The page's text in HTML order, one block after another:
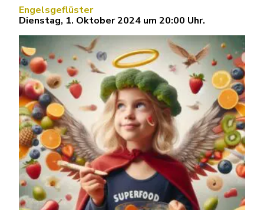
Engelsgeflüster
Dienstag, 1. Oktober 2024 um 20:00 Uhr.